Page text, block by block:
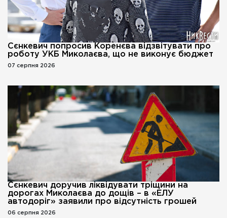
Сєнкевич попросив Коренєва відзвітувати про
роботу УКБ Миколаєва, що не виконує бюджет
07 серпня 2026
Сєнкевич доручив ліквідувати тріщини на
дорогах Миколаєва до дощів – в «ЕЛУ
автодоріг» заявили про відсутність грошей
06 серпня 2026